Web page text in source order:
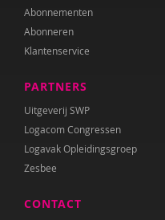
Abonnementen
Abonneren
Klantenservice
PARTNERS
Uitgeverij SWP
Logacom Congressen
Logavak Opleidingsgroep
Zesbee
CONTACT